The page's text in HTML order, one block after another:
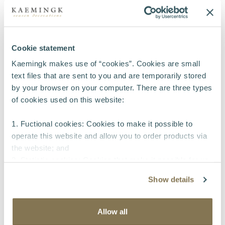
Cookie statement
Kaemingk makes use of “cookies”. Cookies are small
text files that are sent to you and are temporarily stored
by your browser on your computer. There are three types
of cookies used on this website:
1. Fuctional cookies: Cookies to make it possible to
operate this website and allow you to order products via
the website; and
visitors’ behavior on the website to improve our service
for our customers.
3. Tracking cookies: Cookies that make it possible to
Show details
Allow all
Thijs Lurvink
Ontmoet ook mijn collega's!